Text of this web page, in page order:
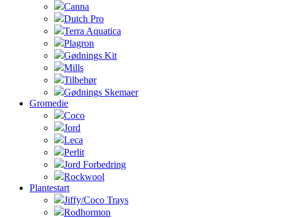
Canna
Dutch Pro
Terra Aquatica
Plagron
Gødnings Kit
Mills
Tilbehør
Gødnings Skemaer
Gromedie
Coco
Jord
Leca
Perlit
Jord Forbedring
Rockwool
Plantestart
Jiffy/Coco Trays
Rodhormon